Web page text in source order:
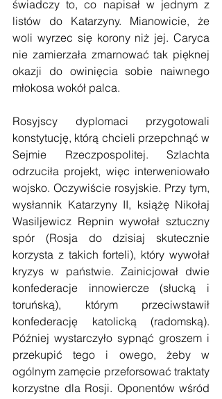
świadczy to, co napisał w jednym z
listów do Katarzyny. Mianowicie, że
woli wyrzec się korony niż jej. Caryca
nie zamierzała zmarnować tak pięknej
okazji do owinięcia sobie naiwnego
młokosa wokół palca.
Rosyjscy dyplomaci przygotowali
konstytucję, którą chcieli przepchnąć w
Sejmie Rzeczpospolitej. Szlachta
odrzuciła projekt, więc interweniowało
wojsko. Oczywiście rosyjskie. Przy tym,
wysłannik Katarzyny II, książę Nikołaj
Wasiljewicz Repnin wywołał sztuczny
spór (Rosja do dzisiaj skutecznie
korzysta z takich forteli), który wywołał
kryzys w państwie. Zainicjował dwie
konfederacje innowiercze (słucką i
toruńską), którym przeciwstawił
konfederację katolicką (radomską).
Później wystarczyło sypnąć groszem i
przekupić tego i owego, żeby w
ogólnym zamęcie przeforsować traktaty
korzystne dla Rosji. Oponentów wśród